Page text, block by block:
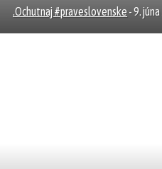
.Ochutnaj #praveslovenske-9.